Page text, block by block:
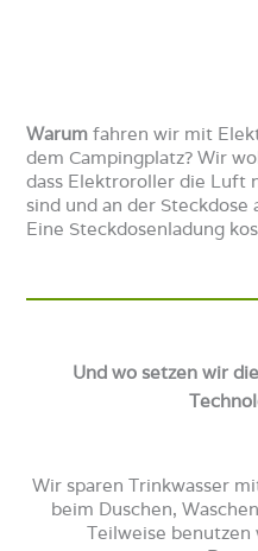
Warum fahren wir mit
dem Campingplatz? Wir
dass Elektroroller die Luft
sind und an der
Eine Steckdosenladung
Und wo setzen wir
Wir sparen Trinkwasser
beim Duschen,
Teilweise benutzen